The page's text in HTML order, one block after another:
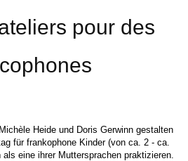
pour des
Heide und Doris Gerwinn gestalten
für frankophone Kinder (von ca. 2 - ca.
eine ihrer Muttersprachen praktizieren.